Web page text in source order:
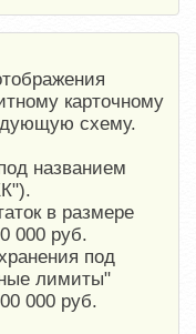
карточному
схему.
названием
в размере
000 руб.
под
лимиты"
000 руб.